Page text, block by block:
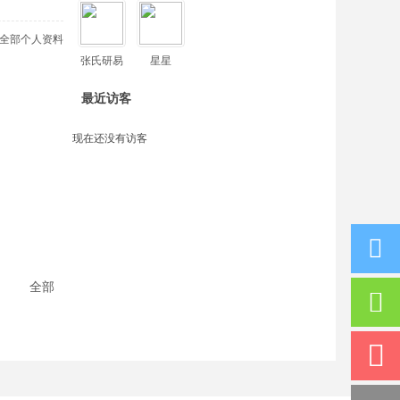
部个人资料
全部
张氏研易 星星
最近访客
现在还没有访客